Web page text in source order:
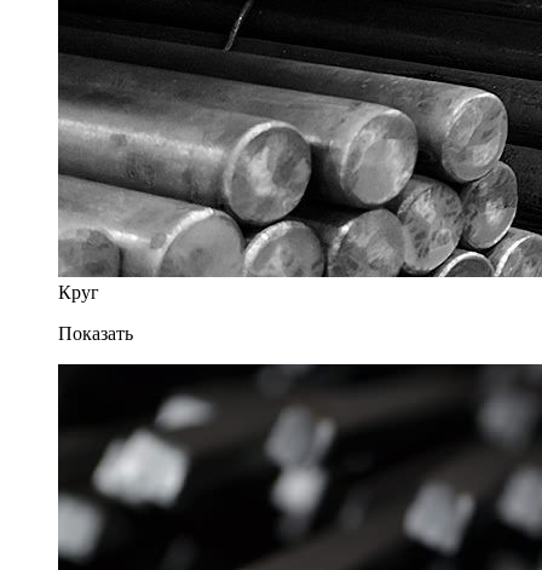
Круг
Показать